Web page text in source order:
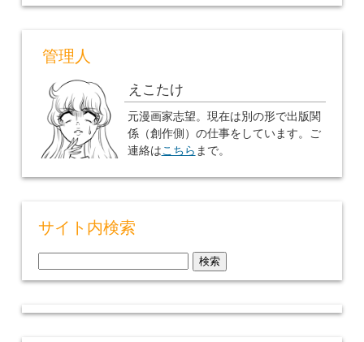
管理人
えこたけ
元漫画家志望。現在は別の形で出版関
係（創作側）の仕事をしています。ご
連絡はこちら まで。
サイト内検索
索: